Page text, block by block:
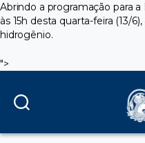
Abrindo a programação para
às 15h desta quarta-feira (13/
hidrogênio.
">